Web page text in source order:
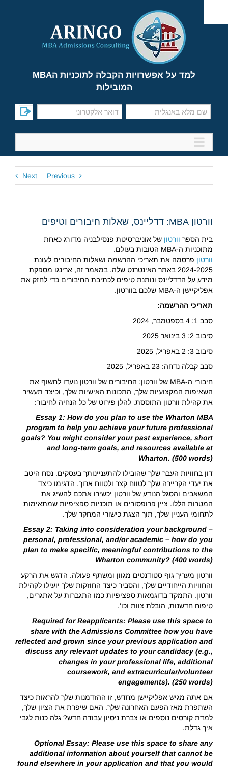
content
למד על אפשרויות הקבלה לתוכניות הMBA
המובילות
Previous
Next
וורטון MBA: דדליינס, שאלות חיבורים וטיפים
בית הספר וורטון של אוניברסיטת פנסילבניה מדורג כאחת
מתוכניות ה-MBA הטובות בעולם.
וורטון פרסמה את תאריכי ההרשמה ושאלות החיבורים לעונת
2024-2025 באתר האינטרנט שלה. במאמר זה, ארינגו מספקת
מידע על הדדליינס ונותנת טיפים לכתיבת החיבורים כדי לחזק את
אפליקיישן ה-MBA שלכם בוורטון.
תאריכי ההרשמה:
סבב 1: 4 בספטמבר, 2024
סיבוב 2: 3 בינואר 2025
סיבוב 3: 2 באפריל, 2025
סבב קבלה נדחה: 23 באפריל, 2025
חיבורי ה-MBA של וורטון: החיבורים של וורטון נועדו לחשוף את
השאיפות המקצועיות שלך, התכונות האישיות שלך, וכיצד תעשיר
את קהילת וורטון התוססת. להלן פירוט של כל הנחיה לחיבור:
Essay 1: How do you plan to use the Wharton MBA
program to help you achieve your future professional
goals? You might consider your past experience, short
and long-term goals, and resources available at
Wharton. (500 words)
דון בחוויות העבר שלך שהובילו להתעניינותך בעסקים. נסח היטב
את יעדי הקריירה שלך לטווח קצר ולטווח ארוך. הדגימו כיצד
המשאבים והסגל הנודע של וורטון יכשירו אתכם להשיג את
המטרות הללו. ציין פרופסורים או תוכניות ספציפיות שמתאימות
לתחומי העניין שלך, תוך הצגת כישורי המחקר שלך.
Essay 2: Taking into consideration your background –
personal, professional, and/or academic – how do you
plan to make specific, meaningful contributions to the
Wharton community? (400 words)
וורטון מעריך גוף סטודנטים מגוון ומשתף פעולה. הדגש את הרקע
והחוויות הייחודיים שלך, והסביר כיצד החוזקות שלך יועילו לקהילת
וורטון. התמקד בדוגמאות ספציפיות כמו התגברות על אתגרים,
טיפוח חדשנות, הובלת צוות וכו'.
Required for Reapplicants: Please use this space to
share with the Admissions Committee how you have
reflected and grown since your previous application and
discuss any relevant updates to your candidacy (e.g.,
changes in your professional life, additional
coursework, and extracurricular/volunteer
engagements). (250 words)
אם אתה מגיש אפליקיישן מחדש, זו ההזדמנות שלך להראות כיצד
השתפרת מאז הפעם האחרונה שלך. האם שיפרת את הציון שלך,
למדת קורסים נוספים או צברת ניסיון עבודה חדש? גלה כנות לגבי
איך גדלת.
Optional Essay: Please use this space to share any
additional information about yourself that cannot be
found elsewhere in your application and that you would